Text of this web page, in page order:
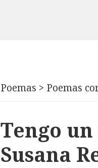
Poemas > Poemas
Tengo
Susana